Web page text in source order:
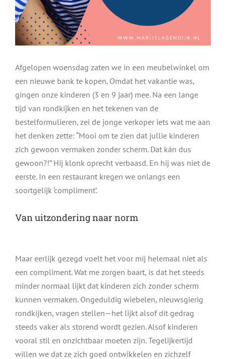
Afgelopen woensdag zaten we in een meubelwinkel om
een nieuwe bank te kopen. Omdat het vakantie was,
gingen onze kinderen (3 en 9 jaar) mee. Na een lange
tijd van rondkijken en het tekenen van de
bestelformulieren, zei de jonge verkoper iets wat me aan
het denken zette: “Mooi om te zien dat jullie kinderen
zich gewoon vermaken zonder scherm. Dat kán dus
gewoon?!” Hij klonk oprecht verbaasd. En hij was niet de
eerste. In een restaurant kregen we onlangs een
soortgelijk ‘compliment’.
Van uitzondering naar norm
Maar eerlijk gezegd voelt het voor mij helemaal niet als
een compliment. Wat me zorgen baart, is dat het steeds
minder normaal lijkt dat kinderen zich zonder scherm
kunnen vermaken. Ongeduldig wiebelen, nieuwsgierig
rondkijken, vragen stellen—het lijkt alsof dit gedrag
steeds vaker als storend wordt gezien. Alsof kinderen
vooral stil en onzichtbaar moeten zijn. Tegelijkertijd
willen we dat ze zich goed ontwikkelen en zichzelf